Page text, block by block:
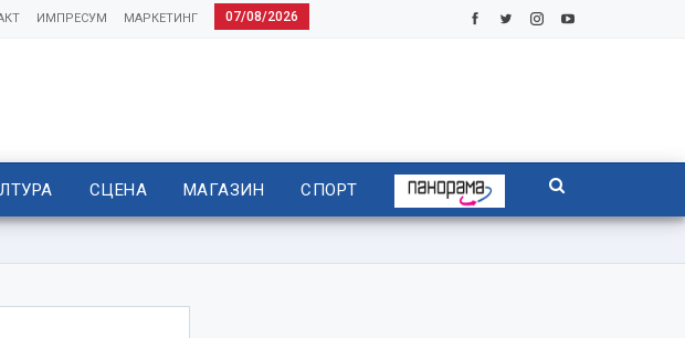
07/08/2026
МАРКЕТИНГ
ИМПРЕСУМ
СЦЕНА МАГАЗИН СПОРТ